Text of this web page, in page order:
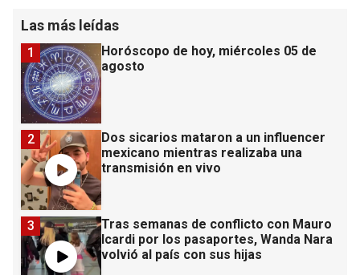
Las más leídas
Horóscopo de hoy, miércoles 05 de
agosto
1
Dos sicarios mataron a un influencer
mexicano mientras realizaba una
transmisión en vivo
2
Tras semanas de conflicto con Mauro
Icardi por los pasaportes, Wanda Nara
volvió al país con sus hijas
3